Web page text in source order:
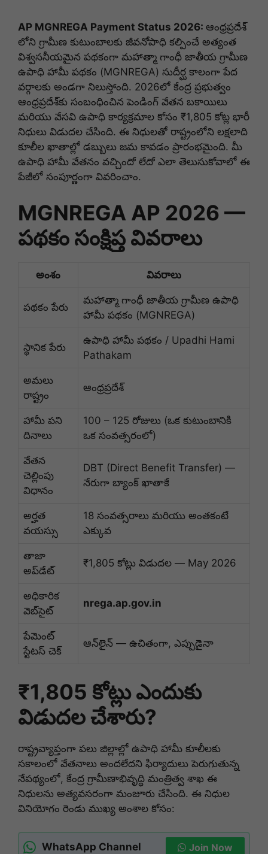
AP MGNREGA Payment Status 2026: ఆంధ్రప్రదేశ్
లోని గ్రామీణ కుటుంబాలకు జీవనోపాధి కల్పించే అత్యంత
విశ్వసనీయమైన పథకంగా మహాత్మా గాంధీ జాతీయ గ్రామీణ
ఉపాధి హామీ పథకం (MGNREGA) సుదీర్ఘ కాలంగా పేద
వర్గాలకు అండగా నిలుస్తోంది. 2026లో కేంద్ర ప్రభుత్వం
ఆంధ్రప్రదేశ్‌కు సంబంధించిన పెండింగ్ వేతన బకాయిలు
మరియు వేసవి ఉపాధి కార్యక్రమాల కోసం ₹1,805 కోట్ల భారీ
నిధులు విడుదల చేసింది. ఈ నిధులతో రాష్ట్రంలోని లక్షలాది
కూలీల ఖాతాల్లో డబ్బులు జమ కావడం ప్రారంభమైంది. మీ
ఉపాధి హామీ వేతనం వచ్చిందో లేదో ఎలా తెలుసుకోవాలో ఈ
పేజీలో సంపూర్ణంగా వివరించాం.
MGNREGA AP 2026 —
పథకం సంక్షిప్త వివరాలు
అంశం వివరాలు
పథకం పేరు
మహాత్మా గాంధీ జాతీయ గ్రామీణ ఉపాధి
హామీ పథకం (MGNREGA)
స్థానిక పేరు
ఉపాధి హామీ పథకం / Upadhi Hami
Pathakam
అమలు
రాష్ట్రం
ఆంధ్రప్రదేశ్
హామీ పని
దినాలు
100 – 125 రోజులు (ఒక కుటుంబానికి
ఒక సంవత్సరంలో)
వేతన
చెల్లింపు
విధానం
DBT (Direct Benefit Transfer) —
నేరుగా బ్యాంక్ ఖాతాకే
అర్హత
వయస్సు
18 సంవత్సరాలు మరియు అంతకంటే
ఎక్కువ
తాజా
అప్‌డేట్
₹1,805 కోట్లు విడుదల — May 2026
అధికారిక
వెబ్‌సైట్
nrega.ap.gov.in
పేమెంట్
స్టేటస్ చెక్
ఆన్‌లైన్ — ఉచితంగా, ఎప్పుడైనా
₹1,805 కోట్లు ఎందుకు
విడుదల చేశారు?
రాష్ట్రవ్యాప్తంగా పలు జిల్లాల్లో ఉపాధి హామీ కూలీలకు
సకాలంలో వేతనాలు అందలేదని ఫిర్యాదులు పెరుగుతున్న
నేపథ్యంలో, కేంద్ర గ్రామీణాభివృద్ధి మంత్రిత్వ శాఖ ఈ
నిధులను అత్యవసరంగా మంజూరు చేసింది. ఈ నిధుల
వినియోగం రెండు ముఖ్య అంశాల కోసం:
WhatsApp Channel Join Now